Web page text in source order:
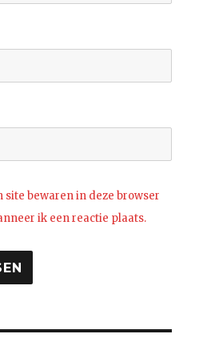
bewaren in deze browser
ik een reactie plaats.